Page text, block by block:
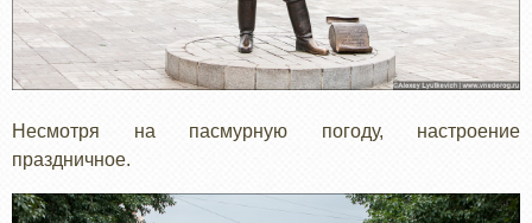
Несмотря на пасмурную погоду, настроение
праздничное.